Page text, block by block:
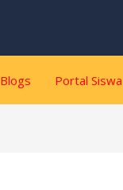
Blogs Portal Siswa